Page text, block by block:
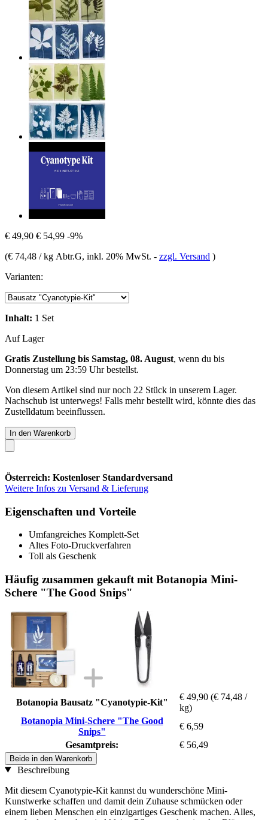
€ 49,90 € 54,99 -9%
(€ 74,48 / kg Abtr.G, inkl. 20% MwSt. - zzgl. Versand )
Varianten:
Inhalt: 1 Set
Auf Lager
Gratis Zustellung bis Samstag, 08. August, wenn du bis
Donnerstag um 23:59 Uhrbestellst.
Von diesem Artikel sind nur noch 22 Stück in unserem Lager.
Nachschub ist unterwegs! Falls mehr bestellt wird, könnte dies das
Zustelldatum beeinflussen.
In den Warenkorb
Österreich: Kostenloser Standardversand
Weitere Infos zu Versand & Lieferung
Eigenschaften und Vorteile
Umfangreiches Komplett-Set
Altes Foto-Druckverfahren
Toll als Geschenk
Häufig zusammen gekauft mit Botanopia Mini-
Schere "The Good Snips"
Botanopia Bausatz "Cyanotypie-Kit"
€ 49,90 (€ 74,48 /
kg)
Botanopia Mini-Schere "The Good
Snips"
€ 6,59
Gesamtpreis:
€ 56,49
Beide in den Warenkorb
Beschreibung
Mit diesem Cyanotypie-Kit kannst du wunderschöne Mini-
Kunstwerke schaffen und damit dein Zuhause schmücken oder
einem lieben Menschen ein einzigartiges Geschenk machen. Alles,